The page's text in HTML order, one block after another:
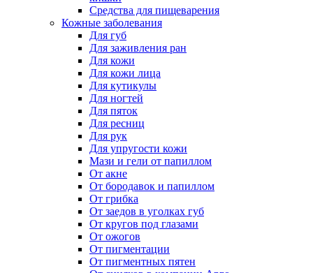
Средства для пищеварения
Кожные заболевания
Для губ
Для заживления ран
Для кожи
Для кожи лица
Для кутикулы
Для ногтей
Для пяток
Для ресниц
Для рук
Для упругости кожи
Мази и гели от папиллом
От акне
От бородавок и папиллом
От грибка
От заедов в уголках губ
От кругов под глазами
От ожогов
От пигментации
От пигментных пятен